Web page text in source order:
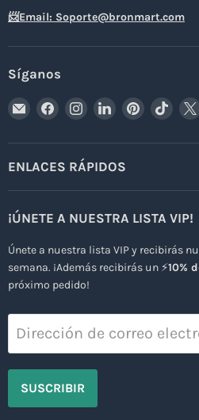
📨Email: Soporte@bronmart.com
Síganos
Encuéntrenos
Correo
electrónico
Encuéntrenos
Facebook
Encuéntrenos
Instagram
Encuéntrenos
LinkedInPinterest
ENLACES RÁPIDOS
¡ÚNETE A NUESTRA LISTA VIP!
Únete a nuestra lista VIP y recibirás
semana. ¡Además recibirás un ⚡10%
próximo pedido!
Dirección de correo
SUSCRIBIR